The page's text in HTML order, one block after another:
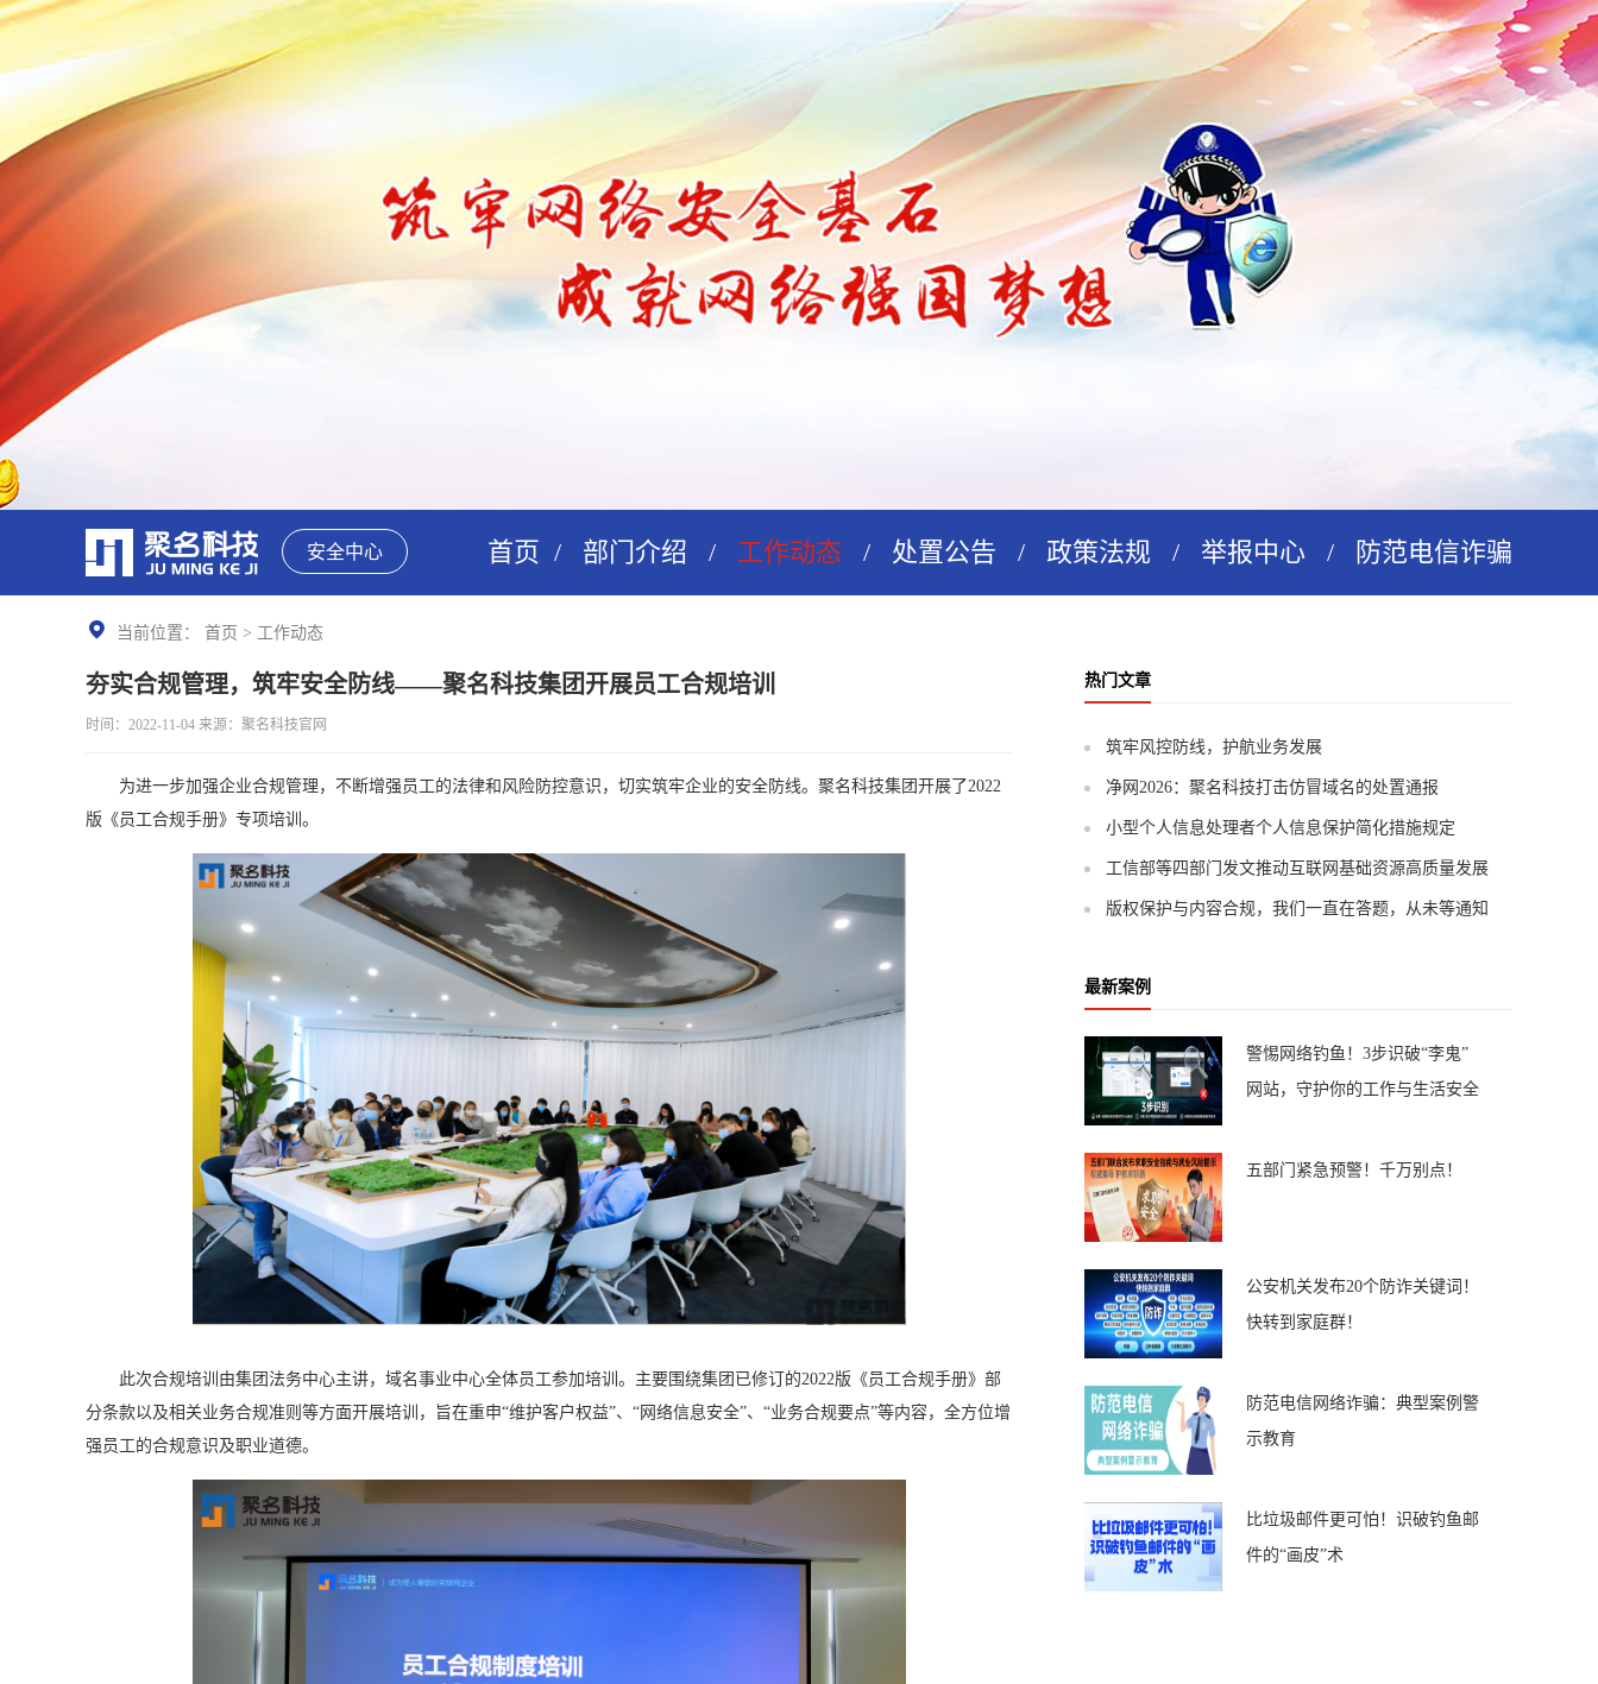
安全中心 首页 / 部门介绍 / 工作动态 / 处置公告 / 政策法规 / 举报中心 / 防范电信诈骗
当前位置： 首页 > 工作动态
夯实合规管理，筑牢安全防线——聚名科技集团开展员工合规培训
时间：2022-11-04 来源：聚名科技官网
为进一步加强企业合规管理，不断增强员工的法律和风险防控意识，切实筑牢企业的安全防线。聚名科技集团开展了2022
版《员工合规手册》专项培训。
此次合规培训由集团法务中心主讲，域名事业中心全体员工参加培训。主要围绕集团已修订的2022版《员工合规手册》部
分条款以及相关业务合规准则等方面开展培训，旨在重申“维护客户权益”、“网络信息安全”、“业务合规要点”等内容，全方位增
强员工的合规意识及职业道德。
热门文章
筑牢风控防线，护航业务发展
净网2026：聚名科技打击仿冒域名的处置通报
小型个人信息处理者个人信息保护简化措施规定
工信部等四部门发文推动互联网基础资源高质量发展
版权保护与内容合规，我们一直在答题，从未等通知
最新案例
警惕网络钓鱼！3步识破“李鬼”
网站，守护你的工作与生活安全
五部门紧急预警！千万别点！
公安机关发布20个防诈关键词！
快转到家庭群！
防范电信网络诈骗：典型案例警
示教育
比垃圾邮件更可怕！识破钓鱼邮
件的“画皮”术